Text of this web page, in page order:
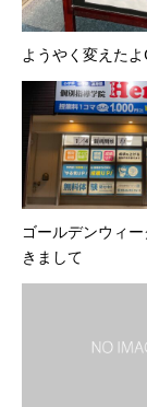
ようやく変えたよ
ゴールデンウィ
きまして